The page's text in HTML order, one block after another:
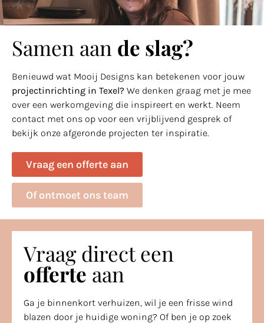
Samen aan de slag?
Benieuwd wat Mooij Designs kan betekenen voor jouw
projectinrichting in Texel? We denken graag met je mee
over een werkomgeving die inspireert en werkt. Neem
contact met ons op voor een vrijblijvend gesprek of
bekijk onze afgeronde projecten ter inspiratie.
Vraag een offerte aan
Of ontmoet ons team
Vraag direct een
offerte aan
Ga je binnenkort verhuizen, wil je een frisse wind
blazen door je huidige woning? Of ben je op zoek